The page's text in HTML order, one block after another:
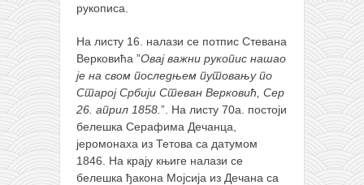
моја прича
моја прича
контакт
рукописа.
На листу 16. налази се потпис Стевана
Верковића ”Овај важни рукопис нашао
је на свом последњем путовању по
Старој Србији Стеван Верковић, Сер
26. април 1858. ”. На листу 70а. постоји
белешка Серафима Дечанца,
јеромонаха из Тетова са датумом
1846. На крају књиге налази се
белешка ђакона Мојсија из Дечана са